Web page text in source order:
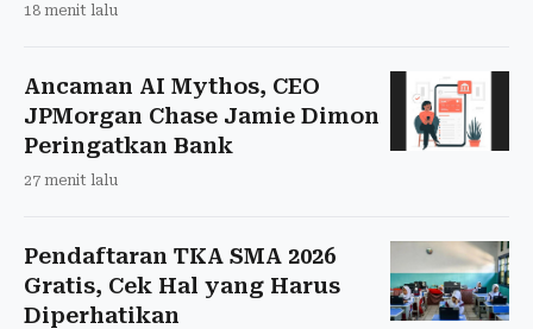
18 menit lalu
Ancaman AI Mythos, CEO
JPMorgan Chase Jamie Dimon
Peringatkan Bank
27 menit lalu
Pendaftaran TKA SMA 2026
Gratis, Cek Hal yang Harus
Diperhatikan